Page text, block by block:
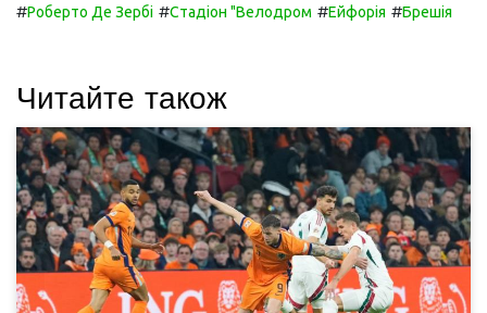
#Роберто Де Зербі #Стадіон "Велодром #Ейфорія #Брешія
Читайте також